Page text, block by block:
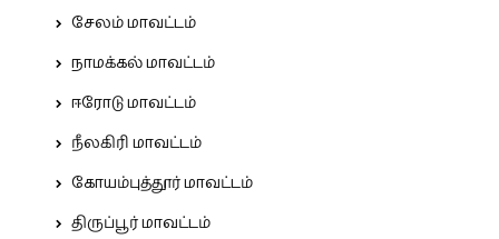
சேலம் மாவட்டம்
நாமக்கல் மாவட்டம்
ஈரோடு மாவட்டம்
நீலகிரி மாவட்டம்
கோயம்புத்தூர் மாவட்டம்
திருப்பூர் மாவட்டம்